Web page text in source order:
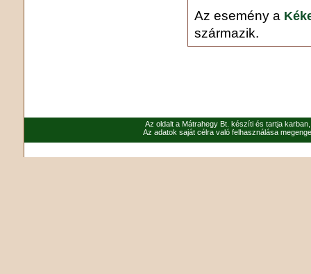
Az esemény a
származik.
Az oldalt a Mátrahegy Bt. készíti és tartja
Az adatok saját célra való felhasználása